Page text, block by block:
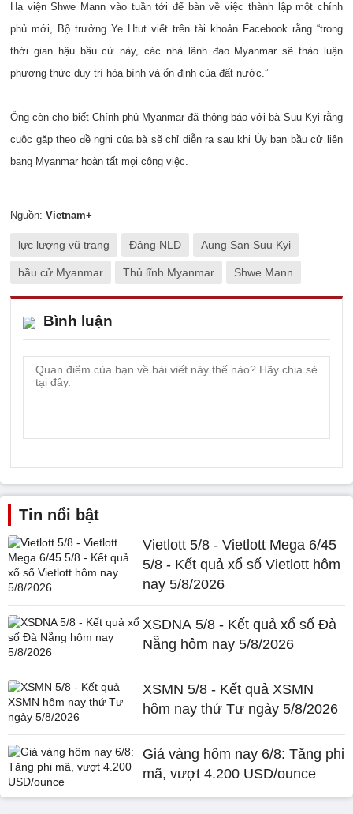
Hạ viện Shwe Mann vào tuần tới để bàn về việc thành lập một chính
phủ mới, Bộ trưởng Ye Htut viết trên tài khoản Facebook rằng “trong
thời gian hậu bầu cử này, các nhà lãnh đạo Myanmar sẽ thảo luận
phương thức duy trì hòa bình và ổn định của đất nước.”
Ông còn cho biết Chính phủ Myanmar đã thông báo với bà Suu Kyi rằng
cuộc gặp theo đề nghị của bà sẽ chỉ diễn ra sau khi Ủy ban bầu cử liên
bang Myanmar hoàn tất mọi công việc.
Nguồn: Vietnam+
lực lượng vũ trang Đảng NLD Aung San Suu Kyi
bầu cử Myanmar Thủ lĩnh Myanmar Shwe Mann
Bình luận
Tin nổi bật
Vietlott 5/8 - Vietlott Mega 6/45
5/8 - Kết quả xổ số Vietlott hôm
nay 5/8/2026
XSDNA 5/8 - Kết quả xổ số Đà
Nẵng hôm nay 5/8/2026
XSMN 5/8 - Kết quả XSMN
hôm nay thứ Tư ngày 5/8/2026
Giá vàng hôm nay 6/8: Tăng phi
mã, vượt 4.200 USD/ounce